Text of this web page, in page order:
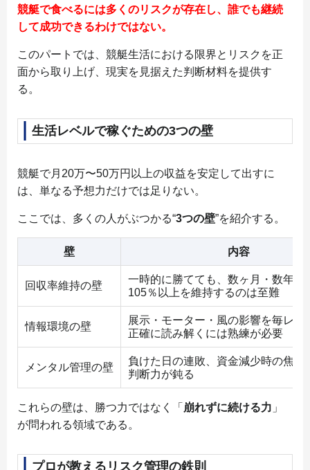
競艇で食べるには多くのリスクが存在し、誰でも継続
して成功できるわけではない。
このパートでは、競艇生活における限界とリスクを正
面から取り上げ、現実を見据えた判断材料を提供す
る。
生活レベルで稼ぐための3つの壁
競艇で月20万〜50万円以上の収益を安定して出すに
は、単なる予想力だけでは足りない。
ここでは、多くの人がぶつかる“3つの壁”を紹介する。
壁 内容
回収率維持の壁
一時的に勝てても、数ヶ月・数年単
105％以上を維持するのは至難
情報環境の壁
展示・モーター・風の影響を毎レー
正確に読み解くには熟練が必要
メンタル管理の壁
負けた日の連敗、資金減少時の焦り
判断力が鈍る
これらの壁は、勝つ力ではなく「 崩れずに続ける力 」
が問われる領域である。
プロが教えるリスク管理の鉄則